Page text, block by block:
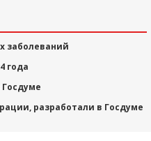
заболеваний
года
разработали в Госдуме